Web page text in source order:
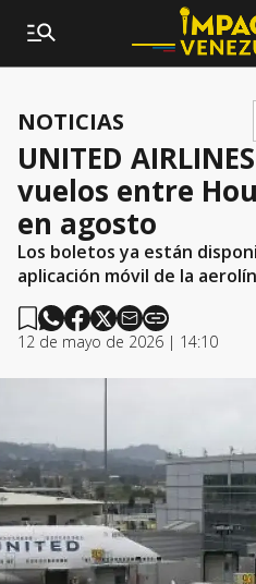
NOTICIAS
UNITED
vuelos entre
en agosto
Los boletos ya están
aplicación móvil de la
12 de mayo de 2026 | 14:10